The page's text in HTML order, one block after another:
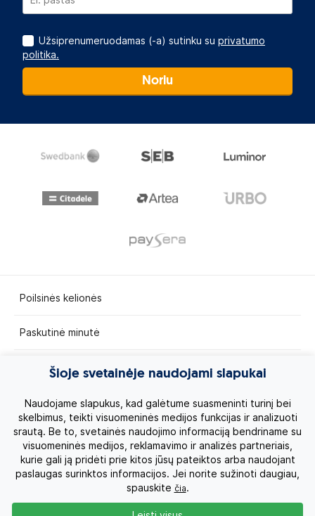
Užsiprenumeruodamas (-a) sutinku su privatumo
politika.
Noriu
Poilsinės kelionės
Paskutinė minutė
Egzotinės kelionės
Kruizai
Kelionės po Lietuvą
Apie mus
Privatumo politika
Šioje svetainėje naudojami slapukai
Naudojame slapukus, kad galėtume suasmeninti turinį bei
skelbimus, teikti visuomeninės medijos funkcijas ir analizuoti
srautą. Be to, svetainės naudojimo informaciją bendriname su
visuomeninės medijos, reklamavimo ir analizės partneriais,
kurie gali ją pridėti prie kitos jūsų pateiktos arba naudojant
paslaugas surinktos informacijos. Jei norite sužinoti daugiau,
spauskite čia.